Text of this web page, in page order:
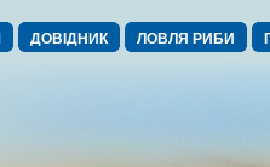
ДОВІДНИК ЛОВЛЯ РИБИ